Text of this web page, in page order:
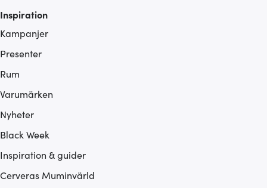
Inspiration
Kampanjer
Presenter
Rum
Varumärken
Nyheter
Black Week
Inspiration & guider
Cerveras Muminvärld